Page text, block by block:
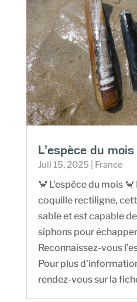
L’espèce du mois
Juil 15, 2025 France
🦀 L'espèce du mois
coquille rectiligne,
sable et est capable
siphons pour
Reconnaissez-vous
Pour plus
rendez-vous sur la